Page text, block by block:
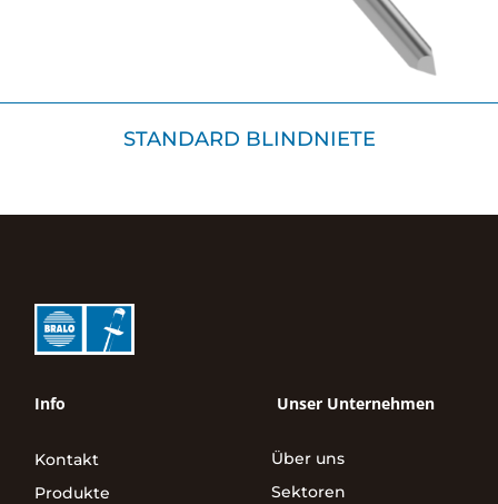
STANDARD BLINDNIETE
Info
Kontakt
Produkte
Unser Unternehmen
Über uns
Sektoren